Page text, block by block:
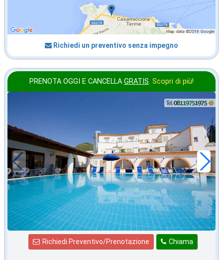
Richiedi un preventivo senza impegno
PRENOTA OGGI E CANCELLA GRATIS. Scopri di più!
in offerta da
€104,14
a notte
Chiama
Richiedi Preventivo/Prenotazione